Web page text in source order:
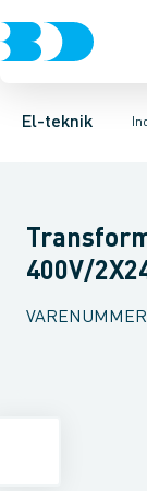
El-teknik
Afbrydere,
DC-
400V/
VARENUMMER